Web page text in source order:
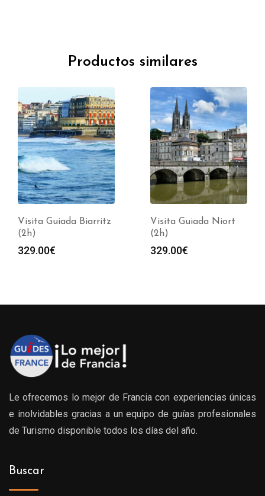
Productos similares
Visita Guiada Biarritz
(2h)
329.00€
Visita Guiada Niort
(2h)
329.00€
Le ofrecemos lo mejor de Francia con experiencias únicas
e inolvidables gracias a un equipo de guías profesionales
de Turismo disponible todos los días del año.
Buscar